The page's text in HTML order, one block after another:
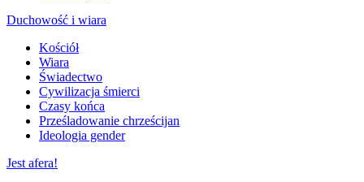
Duchowość i wiara
Kościół
Wiara
Świadectwo
Cywilizacja śmierci
Czasy końca
Prześladowanie chrześcijan
Ideologia gender
Jest afera!